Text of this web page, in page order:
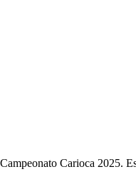
Carioca 2025.